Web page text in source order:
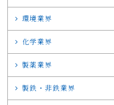
環境業界
化学業界
製薬業界
製鉄・非鉄業界